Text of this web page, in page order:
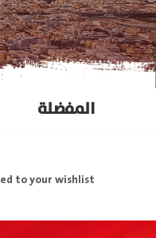
المفضلة
to your wishlist.